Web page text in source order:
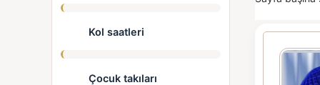
Kol saatleri
Çocuk takıları